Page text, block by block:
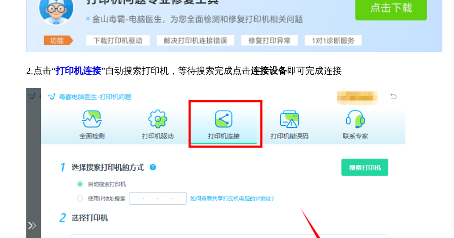
2.点击“打印机连接”自动搜索打印机，等待搜索完成点击连接设备即可完成连接